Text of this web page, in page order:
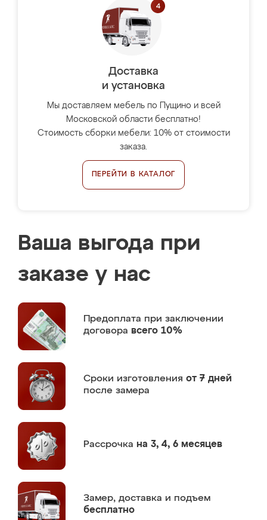
Доставка
и установка
Мы доставляем мебель по Пущино и всей
Московской области бесплатно!
Стоимость сборки мебели: 10% от стоимости
заказа.
ПЕРЕЙТИ В КАТАЛОГ
Ваша выгода при
заказе у нас
Предоплата при заключении
договора всего 10%
Сроки изготовления от 7 дней
после замера
Рассрочка на 3, 4, 6 месяцев
Замер, доставка и подъем
бесплатно